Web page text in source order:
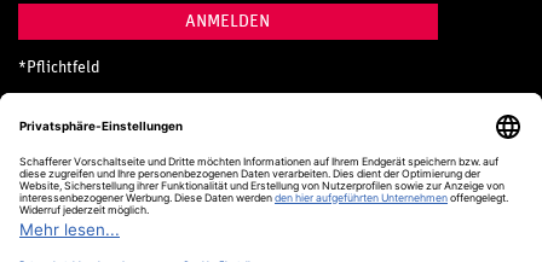
ANMELDEN
* Pflichtfeld
Hotline
0800 20 70 300 (D)
Kostenlos aus dem deutschen Festnetz
24 Stunden / 365 Tage im Jahr